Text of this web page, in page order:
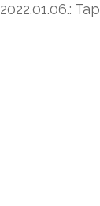
2022.01.06.: